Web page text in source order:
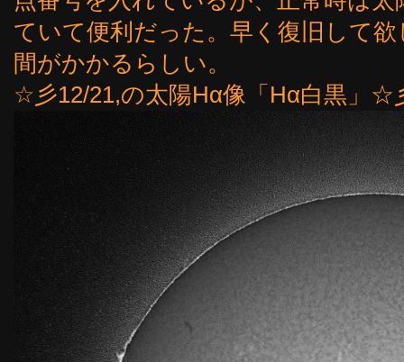
ていて便利だった。早く復旧して
間がかかるらしい。
☆彡12/21,の太陽Hα像「Hα白黒」☆